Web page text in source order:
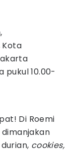
Kota
pukul 10.00-
Di Roemi
cookies,